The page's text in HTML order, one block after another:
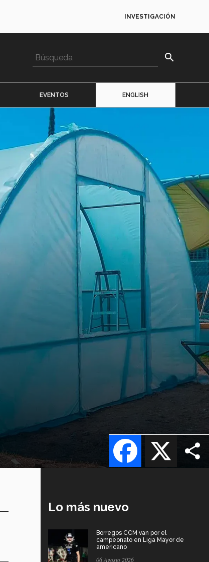
INVESTIGACIÓN
search
EVENTOS ENGLISH
X
Facebook
Lo más nuevo
Borregos CCM van por el
campeonato en Liga Mayor de
americano
06 Agosto 2026